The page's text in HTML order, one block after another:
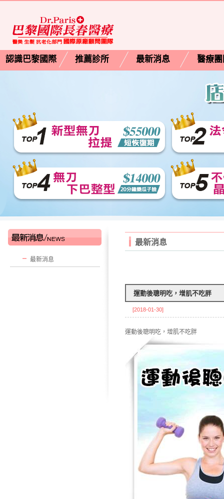
認識巴黎國際 推薦診所 最新消息 醫療
最新消息
最新消息
運動後聰明吃，增肌不吃胖
[2018-01-30]
運動後聰明吃，增肌不吃胖